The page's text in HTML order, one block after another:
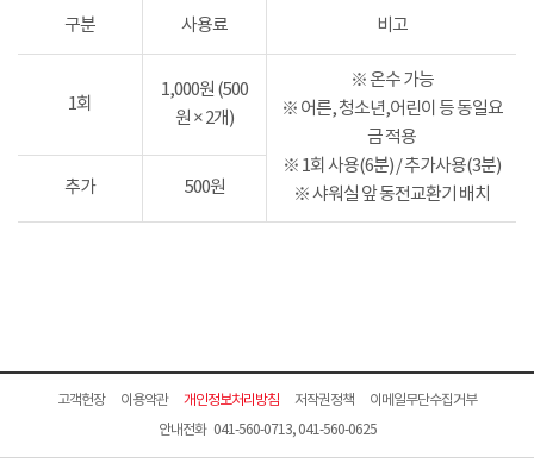
구분 사용료 비고
1회
1,000원 (500
원 × 2개)
※ 온수 가능
※ 어른, 청소년,어린이 등 동일요
금 적용
※ 1회 사용(6분) / 추가사용(3분)
※ 샤워실 앞 동전교환기 배치
추가 500원
고객헌장 이용약관 개인정보처리방침 저작권정책
이메일무단수집거부
안내전화 041-560-0713, 041-560-0625